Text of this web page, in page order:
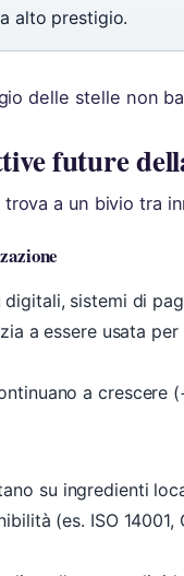
alto prestigio.
delle stelle non
future
a un bivio tra
digitali, sistemi di
a essere usata
a crescere
su ingredienti
(es. ISO